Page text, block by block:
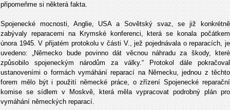
připomeňme si některá fakta.
Spojenecké mocnosti, Anglie, USA a Sovětský svaz, se již konkrétně
zabývaly reparacemi na Krymské konferenci, která se konala počátkem
února 1945. V přijatém protokolu v části V., jež pojednávala o reparacích, je
uvedeno: „Německo bude povinno dát věcnou náhradu za škody, které
způsobilo spojeneckým národům za války.“ Protokol dále pokračoval
ustanoveními o formách vymáhání reparací na Německu, jednou z těchto
forem mělo být i použití německé práce, o zřízení Spojenecké reparační
komise se sídlem v Moskvě, která měla vypracovat podrobný plán pro
vymáhání německých reparací.